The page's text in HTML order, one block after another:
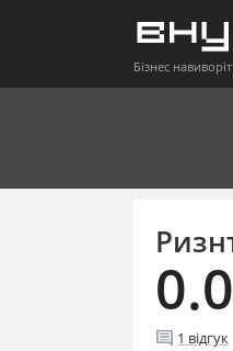
Бізнес
0.0
comment 1 відгук